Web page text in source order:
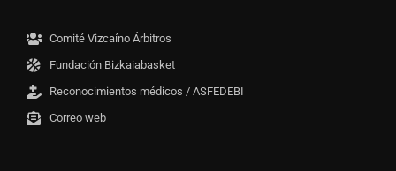
Comité Vizcaíno Árbitros
Fundación Bizkaiabasket
Reconocimientos médicos / ASFEDEBI
Correo web